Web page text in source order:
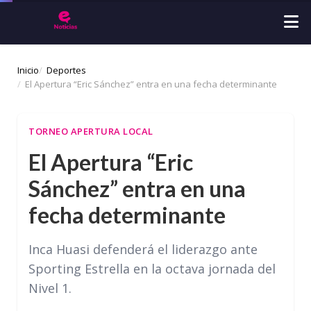
Inicio
Deportes
El Apertura “Eric Sánchez” entra en una fecha determinante
TORNEO APERTURA LOCAL
El Apertura “Eric
Sánchez” entra en una
fecha determinante
Inca Huasi defenderá el liderazgo ante
Sporting Estrella en la octava jornada del
Nivel 1.